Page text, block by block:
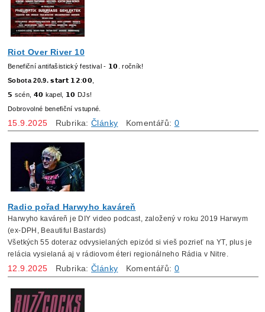
Riot Over River 10
Benefiční antifašistický festival - 𝟭𝟬. ročník!
Sobota 20.9.𝘀𝘁𝗮𝗿𝘁 𝟭𝟮:𝟬𝟬,
𝟱 scén, 𝟰𝟬 kapel, 𝟭𝟬 DJs!
Dobrovolné benefiční vstupné.
15.9.2025 Rubrika:Články Komentářů: 0
Radio pořad Harwyho kaváreň
Harwyho kaváreň je DIY video podcast, založený v roku 2019 Harwym
(ex-DPH, Beautiful Bastards)
Všetkých 55 doteraz odvysielaných epizód si vieš pozrieť na YT, plus je
relácia vysielaná aj v rádiovom éteri regionálneho Rádia v Nitre.
12.9.2025 Rubrika:Články Komentářů: 0